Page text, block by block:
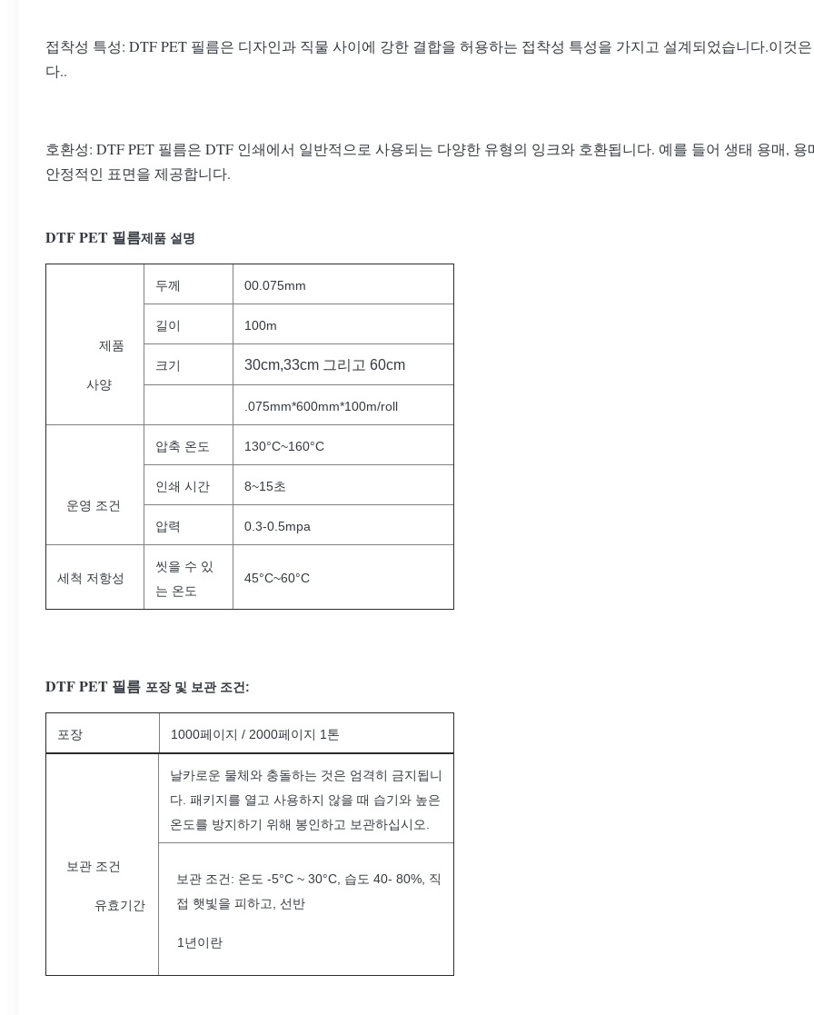
접착성 특성: DTF PET 필름은 디자인과 직물 사이에 강한 결합을 허용하는 접착성 특성을 가지고 설계되었습니다.이것
다..
호환성: DTF PET 필름은 DTF 인쇄에서 일반적으로 사용되는 다양한 유형의 잉크와 호환됩니다. 예를 들어 생태 용매,
안정적인 표면을 제공합니다.
DTF PET 필름제품 설명
제품
사양
두께 00.075mm
길이 100m
크기 30cm,33cm 그리고 60cm
.075mm*600mm*100m/roll
운영 조건
압축 온도 130°C~160°C
인쇄 시간 8~15초
압력 0.3-0.5mpa
세척 저항성
씻을 수 있
는 온도
45°C~60°C
DTF PET 필름 포장 및 보관 조건:
포장 1000페이지 / 2000페이지 1톤
보관 조건
유효기간
날카로운 물체와 충돌하는 것은 엄격히 금지됩니
다. 패키지를 열고 사용하지 않을 때 습기와 높은
온도를 방지하기 위해 봉인하고 보관하십시오.
보관 조건: 온도 -5°C ~ 30°C, 습도 40- 80%, 직
접 햇빛을 피하고, 선반
1년이란